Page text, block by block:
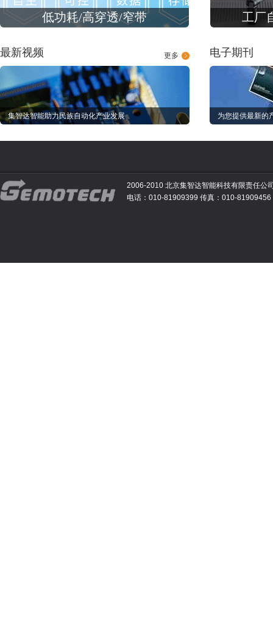
低功耗/高穿透/窄带 工厂
更多
最新视频
集智达智能助力民族自动化产业发展
电子期刊
为您提供最新的
2006-2010 北京集智达智能科技有限责任公
电话：010-81909399 传真：010-